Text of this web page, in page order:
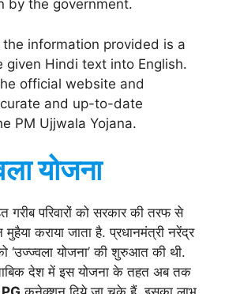
by the government.
information provided is a
given Hindi text into English.
official website and
and up-to-date
PM Ujjwala Yojana.
योजना
गरीब परिवारों को सरकार की तरफ से
कराया जाता है. प्रधानमंत्री नरेंद्र
‘उज्ज्वला योजना’ की शुरुआत की थी.
देश में इस योजना के तहत अब तक